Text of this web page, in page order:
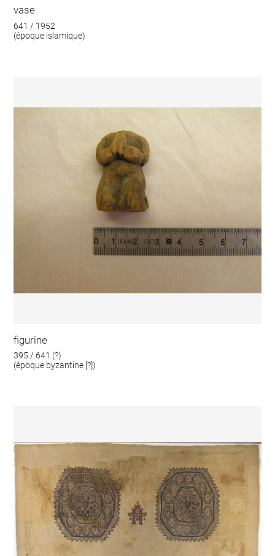
vase
641 / 1952
(époque islamique)
figurine
395 / 641 (?)
(époque byzantine [?])